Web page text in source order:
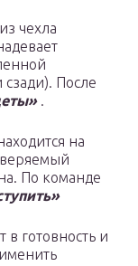
чехла
После
.
на
По команде
готовность и